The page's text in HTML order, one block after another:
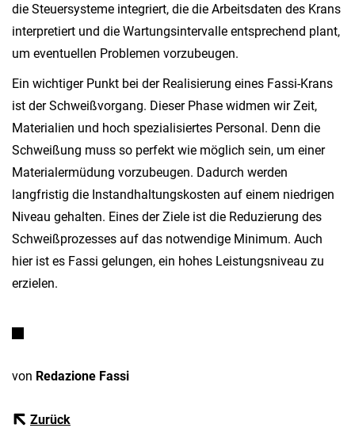
die Steuersysteme integriert, die die Arbeitsdaten des Krans
interpretiert und die Wartungsintervalle entsprechend plant,
um eventuellen Problemen vorzubeugen.
Ein wichtiger Punkt bei der Realisierung eines Fassi-Krans
ist der Schweißvorgang. Dieser Phase widmen wir Zeit,
Materialien und hoch spezialisiertes Personal. Denn die
Schweißung muss so perfekt wie möglich sein, um einer
Materialermüdung vorzubeugen. Dadurch werden
langfristig die Instandhaltungskosten auf einem niedrigen
Niveau gehalten. Eines der Ziele ist die Reduzierung des
Schweißprozesses auf das notwendige Minimum. Auch
hier ist es Fassi gelungen, ein hohes Leistungsniveau zu
erzielen.
von Redazione Fassi
Zurück